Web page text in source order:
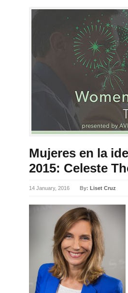
Mujeres en la
2015: Celeste
14 January, 2016 By: Liset Cruz